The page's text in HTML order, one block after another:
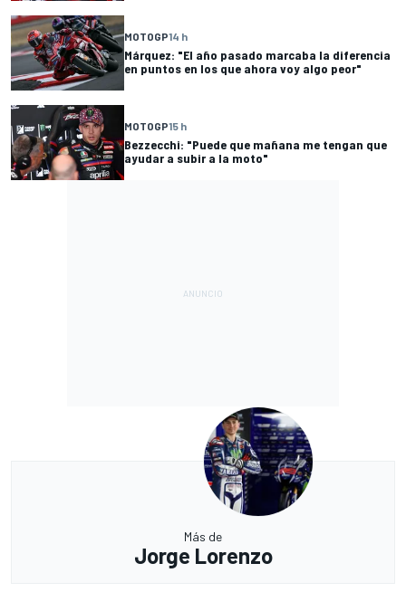
MOTOGP14 h
Márquez: "El año pasado marcaba la diferencia
en puntos en los que ahora voy algo peor"
MOTOGP15 h
Bezzecchi: "Puede que mañana me tengan que
ayudar a subir a la moto"
Más de
Jorge Lorenzo